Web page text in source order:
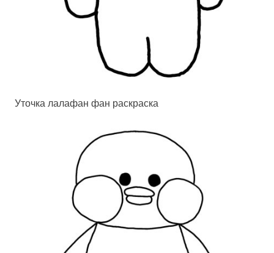
Уточка лалафан фан раскраска